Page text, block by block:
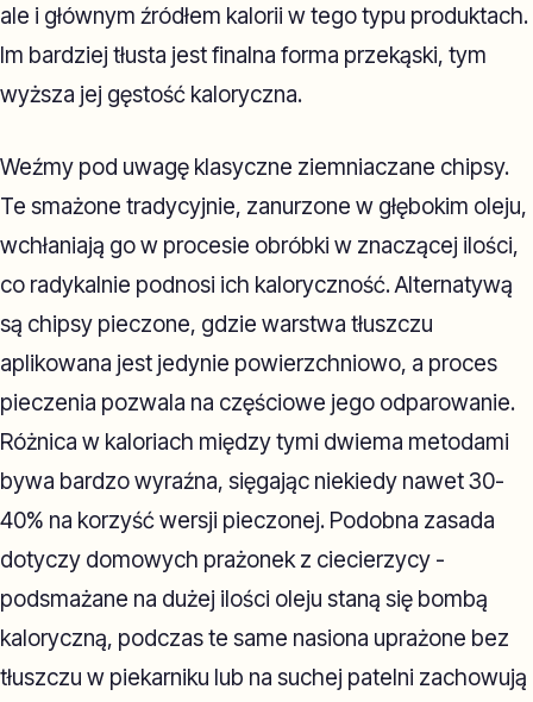
ale i głównym źródłem kalorii w tego typu produktach.
Im bardziej tłusta jest finalna forma przekąski, tym
wyższa jej gęstość kaloryczna.
Weźmy pod uwagę klasyczne ziemniaczane chipsy.
Te smażone tradycyjnie, zanurzone w głębokim oleju,
wchłaniają go w procesie obróbki w znaczącej ilości,
co radykalnie podnosi ich kaloryczność. Alternatywą
są chipsy pieczone, gdzie warstwa tłuszczu
aplikowana jest jedynie powierzchniowo, a proces
pieczenia pozwala na częściowe jego odparowanie.
Różnica w kaloriach między tymi dwiema metodami
bywa bardzo wyraźna, sięgając niekiedy nawet 30-
40% na korzyść wersji pieczonej. Podobna zasada
dotyczy domowych prażonek z ciecierzycy -
podsmażane na dużej ilości oleju staną się bombą
kaloryczną, podczas te same nasiona uprażone bez
tłuszczu w piekarniku lub na suchej patelni zachowują